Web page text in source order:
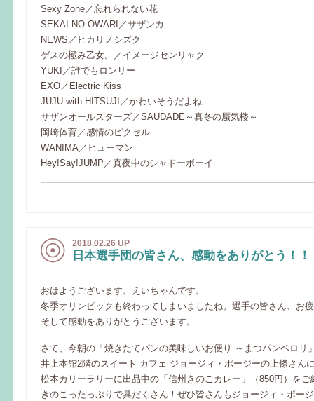
Sexy Zone／忘れられない花
SEKAI NO OWARI／サザンカ
NEWS／ヒカリノシズク
ゲスの極み乙女。／イメージセンリャク
YUKI／誰でもロンリー
EXO／Electric Kiss
JUJU with HITSUJI／かわいそうだよね
サザンオールスターズ／SAUDADE～真冬の蜃気楼～
岡崎体育／感情のピクセル
WANIMA／ヒューマン
Hey!Say!JUMP／真夜中のシャドーボーイ
2018.02.26 UP
日本選手団の皆さん、感動をありがとう！！
おはようございます。えいちゃんです。
冬季オリンピックも終わってしまいましたね。選手の皆さん、お
そして感動をありがとうございます。
さて、今朝の「焼きたてパンの美味しいお便り ～まつパンペロリ
井上本館2階のスイート カフェ ジョージィ・ポージーの上條さん
松本カリーラリーに出品中の「信州きのこカレー」（850円）をご
きのこったっぷりで具だくさん！ぜひ皆さんもジョージィ・ポー